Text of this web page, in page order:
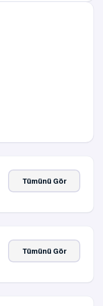
Tümünü Gör
Tümünü Gör